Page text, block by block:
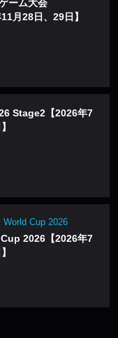
ーム大会
月28日、29日】
Stage2【2026年7
World Cup 2026
2026【2026年7